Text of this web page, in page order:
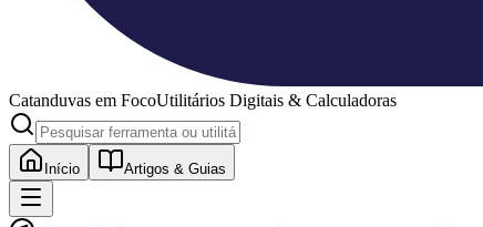
Catanduvas em FocoUtilitários Digitais & Calculadoras
Início Artigos & Guias